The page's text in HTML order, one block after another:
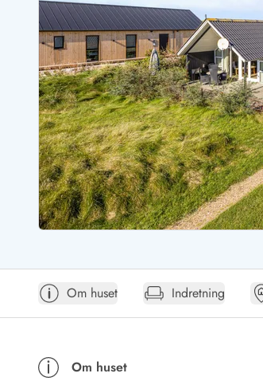
Sommerhuse i BjerregårdSommerhuse i Blåvand
Sommerhuse i Årgab
Sommerhuse i Arrild
Sommerhuse i Bjerregård
Sommerhuse i Blåvand
Sommerhuse i Bork Havn
Sommerhuse i Fjand
Sommerhuse på Fanø
Sommerhuse i Grærup Strand
Sommerhuse i Haurvig
Esmark RejsecurityEsmark KidsVIPEsmark VIP
Sommerhus ABC
Forbrugsafregning (Strøm, vand...)
Lån og lej
Om huset Indretning
Om huset